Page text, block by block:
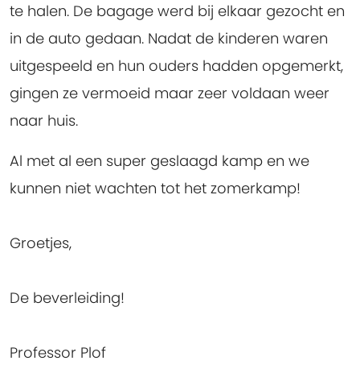
te halen. De bagage werd bij elkaar gezocht en
in de auto gedaan. Nadat de kinderen waren
uitgespeeld en hun ouders hadden opgemerkt,
gingen ze vermoeid maar zeer voldaan weer
naar huis.
Al met al een super geslaagd kamp en we
kunnen niet wachten tot het zomerkamp!
Groetjes,
De beverleiding!
Professor Plof